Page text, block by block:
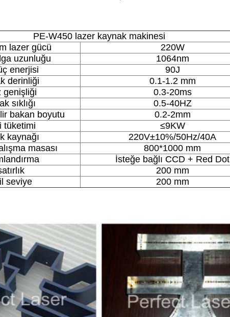
PE-W450 lazer kaynak makinesi
lazer gücü
220W
uzunluğu
1064nm
enerjisi
90J
derinliği
0.1-1.2 mm
genişliği
0.3-20ms
sıklığı
0.5-40HZ
bakan boyutu
0.2-2mm
tüketimi
≤9KW
kaynağı
220V±10%/50Hz/40A
masası
800*1000 mm
İsteğe bağlı CCD + Red Dot
200 mm
seviye
200 mm